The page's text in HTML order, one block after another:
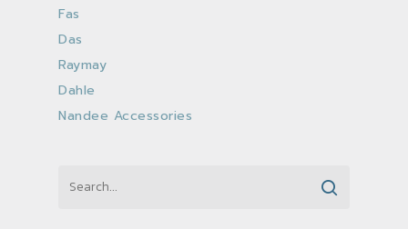
Fas
Das
Raymay
Dahle
Nandee Accessories